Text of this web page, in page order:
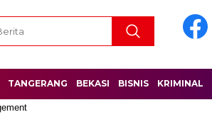
TANGERANG BEKASI BISNIS KRIMINAL